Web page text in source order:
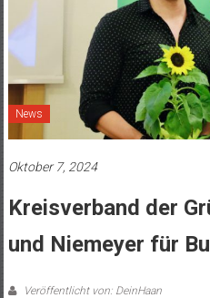
News
Oktober 7, 2024
Kreisverband der
und Niemeyer für
Veröffentlicht von: DeinHaan